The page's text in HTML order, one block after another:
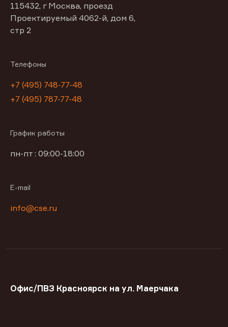
115432, г Москва, проезд
Проектируемый 4062-й, дом 6,
стр 2
Телефоны
+7 (495) 748-77-48
+7 (495) 787-77-48
График работы
пн-пт : 09:00-18:00
E-mail
info@cse.ru
Офис/ПВЗ Красноярск на ул. Маерчака